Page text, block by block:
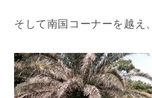
そして南国コーナーを越え、